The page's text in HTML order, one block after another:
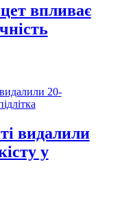
впливає
видалили
у